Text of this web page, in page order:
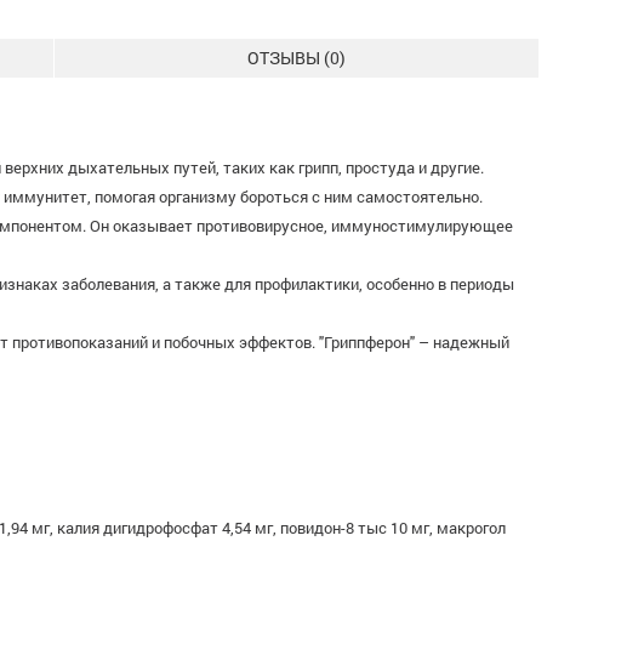
ОТЗЫВЫ (0)
дыхательных путей, таких как грипп, простуда и другие.
помогая организму бороться с ним самостоятельно.
Он оказывает противовирусное, иммуностимулирующее
заболевания, а также для профилактики, особенно в периоды
противопоказаний и побочных эффектов. "Гриппферон" – надежный
мг, калия дигидрофосфат 4,54 мг, повидон-8 тыс 10 мг, макрогол